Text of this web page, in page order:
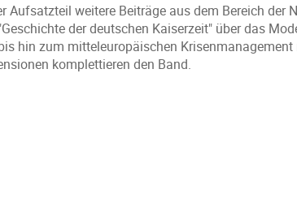
Aufsatzteil weitere Beiträge aus dem Bereich der
der deutschen Kaiserzeit" über das
hin zum mitteleuropäischen Krisenmanagement
komplettieren den Band.